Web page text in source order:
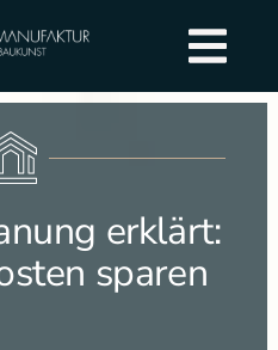
erklärt:
sparen